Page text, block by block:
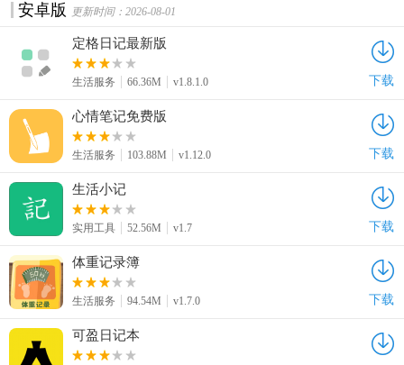
安卓版 更新时间：2026-08-01
定格日记最新版
生活服务 66.36M v1.8.1.0 下载
心情笔记免费版
生活服务 103.88M v1.12.0 下载
生活小记
实用工具 52.56M v1.7 下载
体重记录簿
生活服务 94.54M v1.7.0 下载
可盈日记本